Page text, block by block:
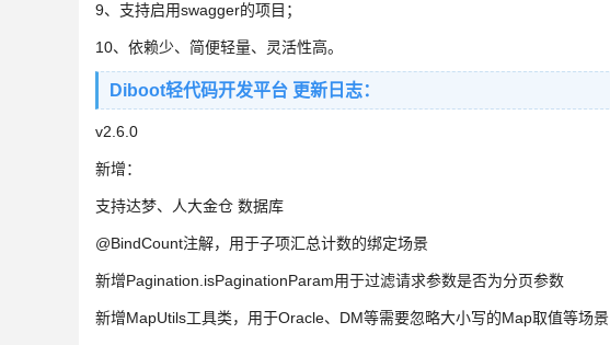
9、支持启用swagger的项目；
10、依赖少、简便轻量、灵活性高。
Diboot轻代码开发平台 更新日志：
v2.6.0
新增：
支持达梦、人大金仓 数据库
@BindCount注解，用于子项汇总计数的绑定场景
新增Pagination.isPaginationParam用于过滤请求参数是否为分页参数
新增MapUtils工具类，用于Oracle、DM等需要忽略大小写的Map取值等场景